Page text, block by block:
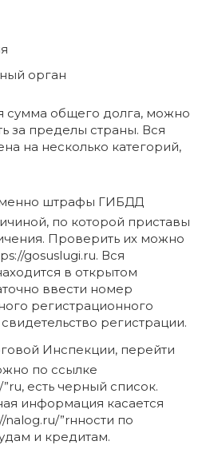
орган
сумма общего долга, можно
за пределы страны. Вся
на несколько категорий,
штрафы ГИБДД
по которой приставы
Проверить их можно
gosuslugi.ru. Вся
в открытом
ввести номер
регистрационного
регистрации.
Инспекции, перейти
по ссылке
есть черный список.
информация касается
”rнности по
и кредитам.